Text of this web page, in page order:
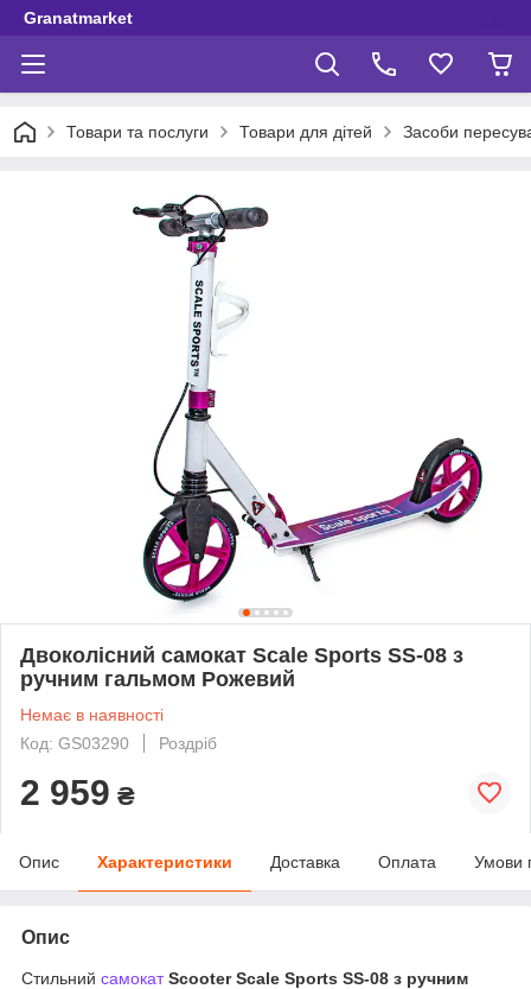
Granatmarket
Товари та послуги Товари для дітей Засоби
Двоколісний самокат Scale Sports SS-08 з
ручним гальмом Рожевий
Немає в наявності
Код: GS03290
Роздріб
2 959 ₴
Опис Характеристики Доставка Оплата Умови
Опис
Стильний самокатScooter Scale Sports SS-08 з ручним